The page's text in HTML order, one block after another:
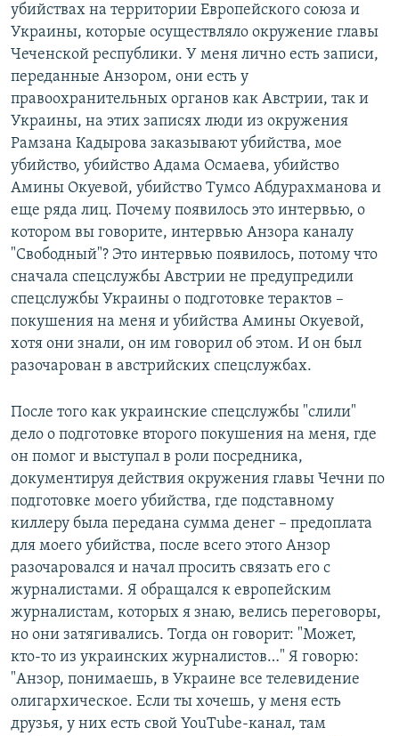
убийствах на территории Европейского союза и
Украины, которые осуществляло окружение главы
Чеченской республики. У меня лично есть записи,
переданные Анзором, они есть у
правоохранительных органов как Австрии, так и
Украины, на этих записях люди из окружения
Рамзана Кадырова заказывают убийства, мое
убийство, убийство Адама Осмаева, убийство
Амины Окуевой, убийство Тумсо Абдурахманова и
еще ряда лиц. Почему появилось это интервью, о
котором вы говорите, интервью Анзора каналу
"Свободный"? Это интервью появилось, потому что
сначала спецслужбы Австрии не предупредили
спецслужбы Украины о подготовке терактов –
покушения на меня и убийства Амины Окуевой,
хотя они знали, он им говорил об этом. И он был
разочарован в австрийских спецслужбах.
После того как украинские спецслужбы "слили"
дело о подготовке второго покушения на меня, где
он помог и выступал в роли посредника,
документируя действия окружения главы Чечни по
подготовке моего убийства, где подставному
киллеру была передана сумма денег – предоплата
для моего убийства, после всего этого Анзор
разочаровался и начал просить связать его с
журналистами. Я обращался к европейским
журналистам, которых я знаю, велись переговоры,
но они затягивались. Тогда он говорит: "Может,
кто-то из украинских журналистов…" Я говорю:
"Анзор, понимаешь, в Украине все телевидение
олигархическое. Если ты хочешь, у меня есть
друзья, у них есть свой YouTube-канал, там